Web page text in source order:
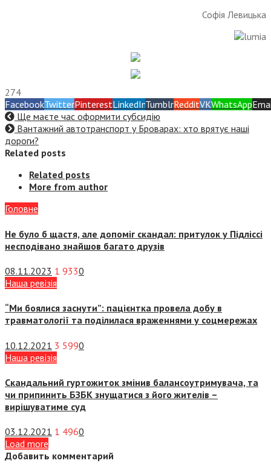
Софія Левицька
274
FacebookTwitterPinterestLinkedInTumblrRedditVKWhatsApp
Ще маєте час оформити субсидію
Вантажний автотранспорт у Броварах: хто врятує наші
дороги?
Related posts
Related posts
More from author
Головне
Не було б щастя, але допоміг скандал: притулок у Підліссі
несподівано знайшов багато друзів
08.11.2023 1 9330
Наша ревізія
“Ми боялися заснути”: пацієнтка провела добу в
травматології та поділилася враженнями у соцмережах
10.12.2021 3 5990
Наша ревізія
Скандальний гуртожиток змінив балансоутримувача, та
чи припинить БЗБК знущатися з його жителів –
вирішуватиме суд
03.12.2021 1 4960
Load more
Добавить комментарий